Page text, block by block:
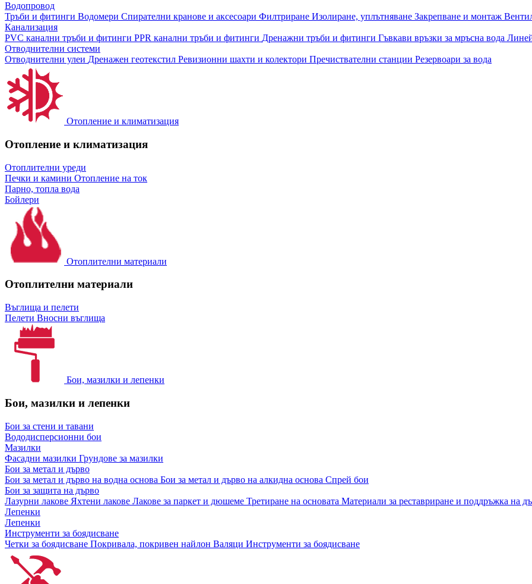
Водопровод
Тръби и фитинги Водомери Спирателни кранове и аксесоари Филтриране Изолиране, уплътняване Закрепване и монтаж
Канализация
PVC канални тръби и фитинги PPR канални тръби и фитинги Дренажни тръби и фитинги Гъвкави връзки за мръсна вода
Отводнителни системи
Отводнителни улеи Дренажен геотекстил Ревизионни шахти и колектори Пречиствателни станции Резервоари за вода
Отопление и климатизация
Отопление и климатизация
Отоплителни уреди
Печки и камини Отопление на ток
Парно, топла вода
Бойлери
Отоплителни материали
Отоплителни материали
Въглища и пелети
Пелети Вносни въглища
Бои, мазилки и лепенки
Бои, мазилки и лепенки
Бои за стени и тавани
Вододисперсионни бои
Мазилки
Фасадни мазилки Грундове за мазилки
Бои за метал и дърво
Бои за метал и дърво на водна основа Бои за метал и дърво на алкидна основа Спрей бои
Бои за защита на дърво
Лазурни лакове Яхтени лакове Лакове за паркет и дюшеме Третиране на основата Материали за реставриране и поддръжка на
Лепенки
Лепенки
Инструменти за боядисване
Четки за боядисване Покривала, покривен найлон Валяци Инструменти за боядисване